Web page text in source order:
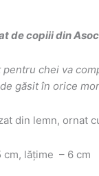
de copiii din
chei va
găsit în orice
din lemn, ornat
cm, lățime – 6 cm